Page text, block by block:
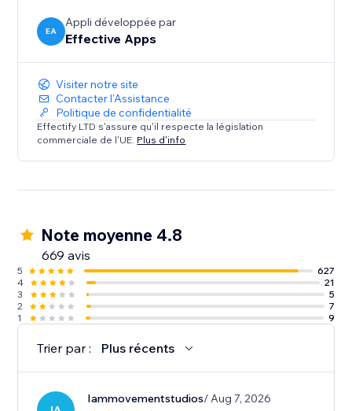
EA
Appli développée par
Effective Apps
Visiter notre site
Contacter l'Assistance
Politique de confidentialité
Effectify LTD s'assure qu'il respecte la législation
commerciale de l'UE. Plus d'info
Note moyenne 4.8
669 avis
5
627
4
21
3
5
2
7
1
9
Trier par : Plus récents
Iammovementstudios/ Aug 7, 2026